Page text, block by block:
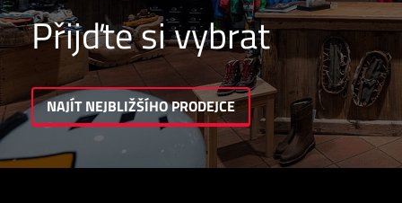
Přijďte si vybrat
NAJÍT NEJBLIŽŠÍHO PRODEJCE